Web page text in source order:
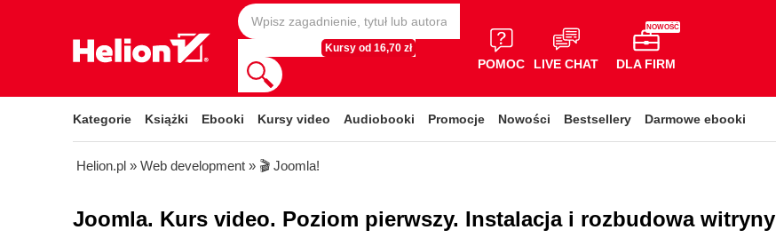
Kursy od 16,70 zł
POMOC LIVE CHAT
NOWOŚĆ
DLA FIRM
Kategorie Książki Ebooki Kursy video Audiobooki Promocje Nowości Bestsellery Darmowe ebooki
Helion.pl » Web development » 🎬 Joomla!
Joomla. Kurs video. Poziom pierwszy. Instalacja i rozbudowa witryny